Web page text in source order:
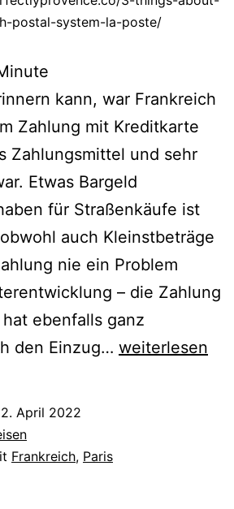
postal-system-la-poste/
kann, war Frankreich
Zahlung mit Kreditkarte
Zahlungsmittel und sehr
Etwas Bargeld
für Straßenkäufe ist
auch Kleinstbeträge
nie ein Problem
– die Zahlung
ebenfalls ganz
den Einzug… weiterlesen
April 2022
Frankreich, Paris